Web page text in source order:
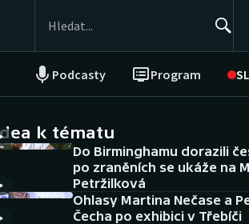
Podcasty Program
NEPŘEHLÉDNĚTE
Historické návraty
Aplikace ČT sport
k tématu
Do Birminghamu dorazili
po zraněních se ukáže na
Petržilková
Ohlasy Martina Nečase a
Čecha po exhibici v Třebíči